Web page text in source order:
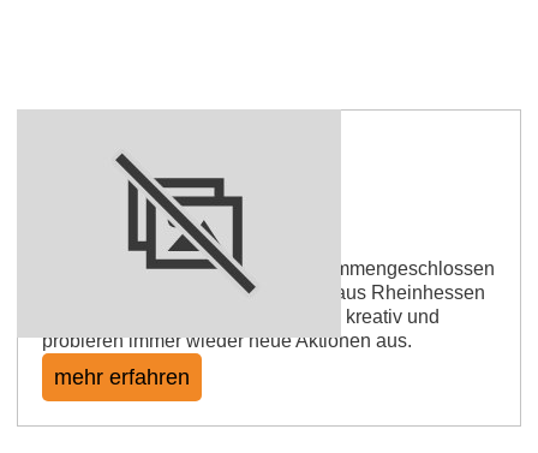
Winzervereinigungen
Einige Weingüter haben sich zusammengeschlossen
um sich gemeinsam für die Weine aus Rheinhessen
stark zu machen. Dabei werden sie kreativ und
probieren immer wieder neue Aktionen aus.
mehr erfahren